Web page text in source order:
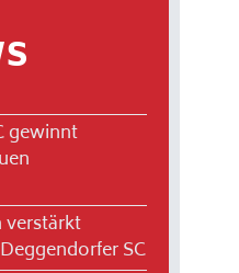
gewinnt
verstärkt
SC